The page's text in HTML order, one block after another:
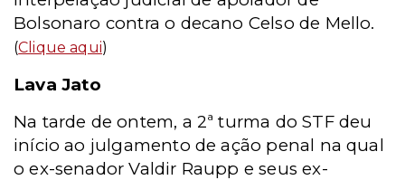
Bolsonaro contra o decano Celso de Mello.
(Clique aqui)
Lava Jato
Na tarde de ontem, a 2ª turma do STF deu
início ao julgamento de ação penal na qual
o ex-senador Valdir Raupp e seus ex-